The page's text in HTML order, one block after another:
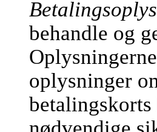
behandle og
oplysninger